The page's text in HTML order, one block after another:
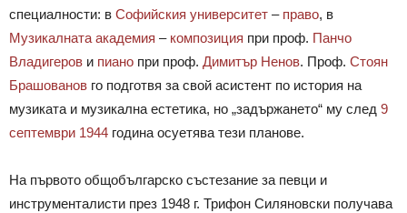
специалности: в Софийския университет – право, в
Музикалната академия – композиция при проф. Панчо
Владигеров и пиано при проф. Димитър Ненов. Проф. Стоян
Брашованов го подготвя за свой асистент по история на
музиката и музикална естетика, но „задържането“ му след 9
септември 1944 година осуетява тези планове.
На първото общобългарско състезание за певци и
инструменталисти през 1948 г. Трифон Силяновски получава